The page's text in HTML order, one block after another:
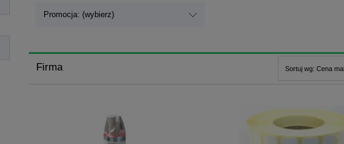
Promocja: (wybierz)
Firma Sortuj wg: Cena